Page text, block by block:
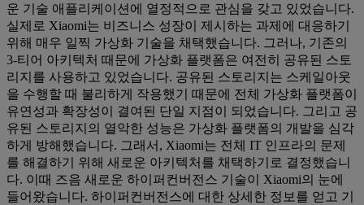
운 기술 애플리케이션에 열정적으로 관심을 갖고 있었습니다.
실제로 Xiaomi는 비즈니스 성장이 제시하는 과제에 대응하기
위해 매우 일찍 가상화 기술을 채택했습니다. 그러나, 기존의
3-티어 아키텍처 때문에 가상화 플랫폼은 여전히 공유된 스토
리지를 사용하고 있었습니다. 공유된 스토리지는 스케일아웃
을 수행할 때 불리하게 작용했기 때문에 전체 가상화 플랫폼이
유연성과 확장성이 결여된 단일 지점이 되었습니다. 그리고 공
유된 스토리지의 열악한 성능은 가상화 플랫폼의 개발을 심각
하게 방해했습니다. 그래서, Xiaomi는 전체 IT 인프라의 문제
를 해결하기 위해 새로운 아키텍처를 채택하기로 결정했습니
다. 이때 즈음 새로운 하이퍼컨버전스 기술이 Xiaomi의 눈에
들어왔습니다. 하이퍼컨버전스에 대한 상세한 정보를 얻고 기